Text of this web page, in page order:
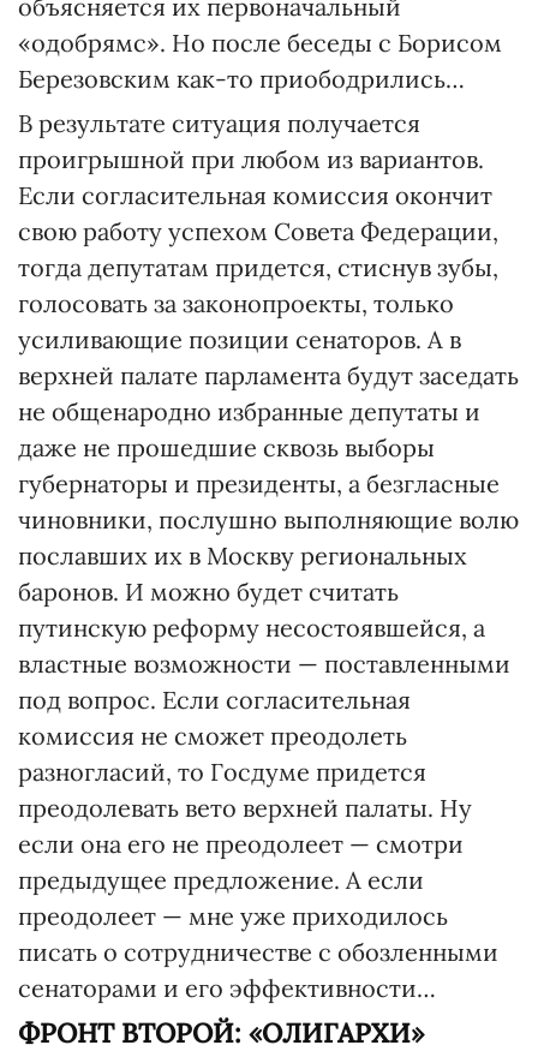
объясняется их первоначальный
«одобрямс». Но после беседы с Борисом
Березовским как-то приободрились…
В результате ситуация получается
проигрышной при любом из вариантов.
Если согласительная комиссия окончит
свою работу успехом Совета Федерации,
тогда депутатам придется, стиснув зубы,
голосовать за законопроекты, только
усиливающие позиции сенаторов. А в
верхней палате парламента будут заседать
не общенародно избранные депутаты и
даже не прошедшие сквозь выборы
губернаторы и президенты, а безгласные
чиновники, послушно выполняющие волю
пославших их в Москву региональных
баронов. И можно будет считать
путинскую реформу несостоявшейся, а
властные возможности — поставленными
под вопрос. Если согласительная
комиссия не сможет преодолеть
разногласий, то Госдуме придется
преодолевать вето верхней палаты. Ну
если она его не преодолеет — смотри
предыдущее предложение. А если
преодолеет — мне уже приходилось
писать о сотрудничестве с обозленными
сенаторами и его эффективности…
ФРОНТ ВТОРОЙ: «ОЛИГАРХИ»